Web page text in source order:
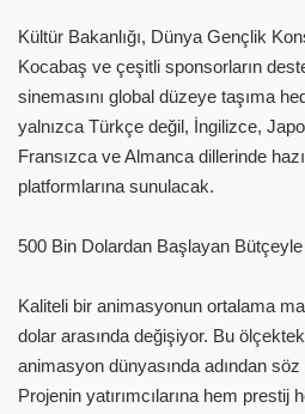
Kültür Bakanlığı, Dünya Gençlik
Kocabaş ve çeşitli sponsorların
sinemasını global düzeye taşıma
yalnızca Türkçe değil, İngilizce,
Fransızca ve Almanca dillerinde
platformlarına sunulacak.
500 Bin Dolardan Başlayan Bütçeyle
Kaliteli bir animasyonun ortalama
dolar arasında değişiyor. Bu
animasyon dünyasında adından söz
Projenin yatırımcılarına hem prestij